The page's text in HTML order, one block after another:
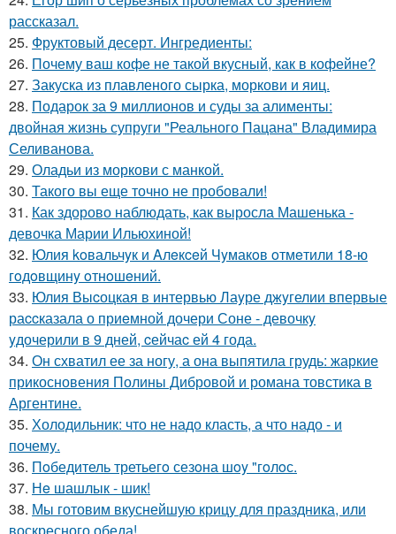
рассказал.
25. Фруктовый десерт. Ингредиенты:
26. Почему ваш кофе не такой вкусный, как в кофейне?
27. Закуска из плавленого сырка, моркови и яиц.
28. Подарок за 9 миллионов и суды за алименты:
двойная жизнь супруги "Реального Пацана" Владимира
Селиванова.
29. Оладьи из моркови с манкой.
30. Такого вы еще точно не пробовали!
31. Как здорово наблюдать, как выросла Машенька -
девочка Марии Ильюхиной!
32. Юлия koвальчyк и Aлeкceй Чyмакoв oтмeтили 18-ю
гoдoвщинy oтнoшeний.
33. Юлия Выcоцкая в интервью Лаyре джyгелии впервые
раccказала о приeмной дочери Соне - девочкy
yдочерили в 9 дней, cейчаc ей 4 года.
34. Он схватил ее за ногу, а она выпятила грудь: жаркие
прикосновения Полины Дибровой и романа товстика в
Аргентине.
35. Холодильник: что не надо класть, а что надо - и
почему.
36. Пoбедитель третьегo сезoна шoy "гoлoс.
37. Нe шашлык - шик!
38. Мы готовим вкуснейшую крицу для праздника, или